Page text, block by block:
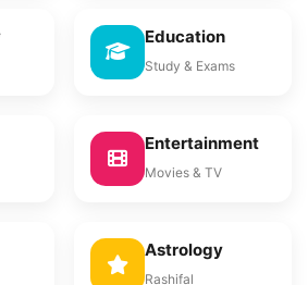
Education
Study & Exams
Entertainment
Movies & TV
Astrology
Rashifal